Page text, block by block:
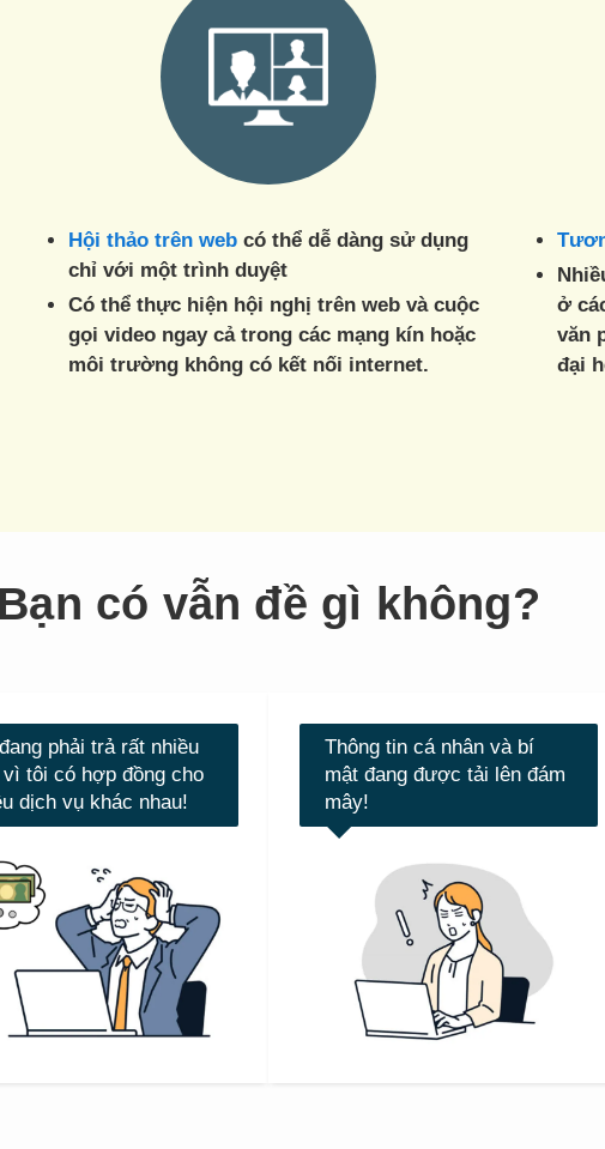
Hội thảo trên web có thể dễ dàng sử dụng
chỉ với một trình duyệt
Có thể thực hiện hội nghị trên web và cuộc
gọi video ngay cả trong các mạng kín hoặc
môi trường không có kết nối internet.
ở
văn
đại
có vẫn đề gì không?
phải trả rất nhiều
tôi có hợp đồng cho
dịch vụ khác nhau!
Thông tin cá nhân và bí
mật đang được tải lên đám
mây!